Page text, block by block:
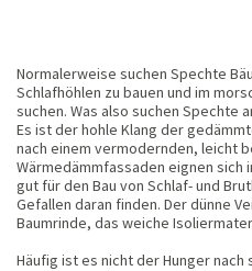
Normalerweise suchen Spechte
Schlafhöhlen zu bauen und im
suchen. Was also suchen Spechte
Es ist der hohle Klang der
nach einem vermodernden, leicht
Wärmedämmfassaden eignen sich
gut für den Bau von Schlaf- und
Gefallen daran finden. Der dünne
Baumrinde, das weiche
Häufig ist es nicht der Hunger